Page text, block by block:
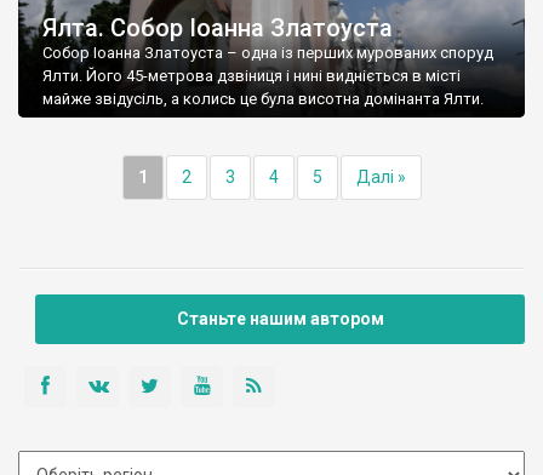
Ялта. Собор Іоанна Златоуста
Собор Іоанна Златоуста – одна із перших мурованих споруд
Ялти. Його 45-метрова дзвіниця і нині видніється в місті
майже звідусіль, а колись це була висотна домінанта Ялти.
1 2 3 4 5 Далі »
Станьте нашим автором